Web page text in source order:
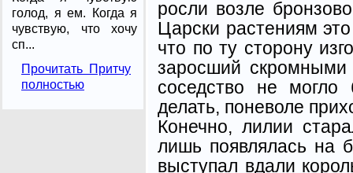
голод, я ем. Когда я
чувствую, что хочу
сп...
Прочитать Притчу
полностью
росли возле
Царски растениям
что по ту сторону
заросший
соседство не могло
делать, поневоле
Конечно, лилии
лишь появлялась на
выступал вдали